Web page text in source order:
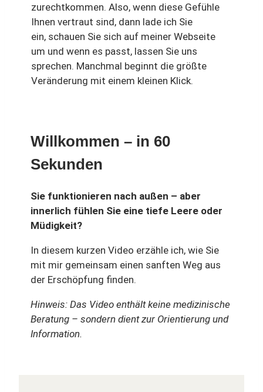
zurechtkommen. Also, wenn diese Gefühle
Ihnen vertraut sind, dann lade ich Sie
ein, schauen Sie sich auf meiner Webseite
um und wenn es passt, lassen Sie uns
sprechen. Manchmal beginnt die größte
Veränderung mit einem kleinen Klick.
Willkommen – in 60
Sekunden
Sie funktionieren nach außen – aber
innerlich fühlen Sie eine tiefe Leere oder
Müdigkeit?
In diesem kurzen Video erzähle ich, wie Sie
mit mir gemeinsam einen sanften Weg aus
der Erschöpfung finden.
Hinweis: Das Video enthält keine medizinische
Beratung – sondern dient zur Orientierung und
Information.